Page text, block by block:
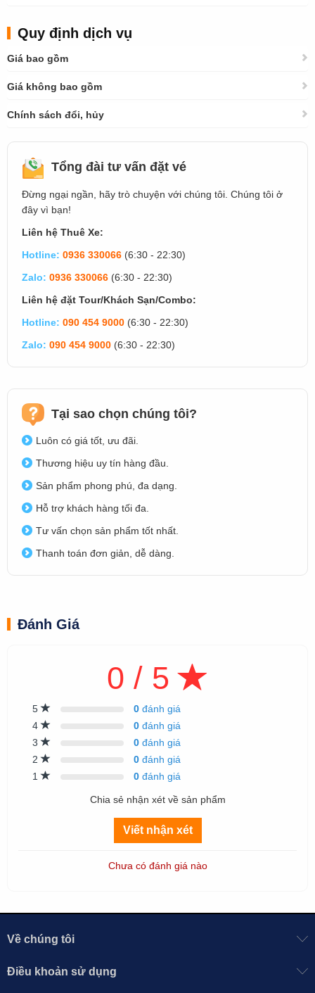
Quy định dịch vụ
Giá bao gồm
Giá không bao gồm
Chính sách đổi, hủy
Tổng đài tư vấn đặt vé
Đừng ngại ngần, hãy trò chuyện với chúng tôi. Chúng tôi ở
đây vì bạn!
Liên hệ Thuê Xe:
Hotline: 0936 330066 (6:30 - 22:30)
Zalo: 0936 330066 (6:30 - 22:30)
Liên hệ đặt Tour/Khách Sạn/Combo:
Hotline: 090 454 9000 (6:30 - 22:30)
Zalo: 090 454 9000 (6:30 - 22:30)
Tại sao chọn chúng tôi?
Luôn có giá tốt, ưu đãi.
Thương hiệu uy tín hàng đầu.
Sản phẩm phong phú, đa dạng.
Hỗ trợ khách hàng tối đa.
Tư vấn chọn sản phẩm tốt nhất.
Thanh toán đơn giản, dễ dàng.
Đánh Giá
0 / 5
5 0 đánh giá
4
0 đánh giá
3
0 đánh giá
2
0 đánh giá
1
0 đánh giá
Chia sẻ nhận xét về sản phẩm
Viết nhận xét
Chưa có đánh giá nào
Về chúng tôi
Điều khoản sử dụng